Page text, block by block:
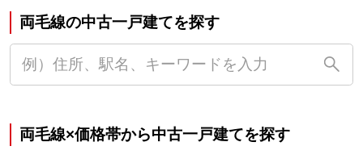
両毛線の中古一戸建てを探す
両毛線×価格帯から中古一戸建てを探す